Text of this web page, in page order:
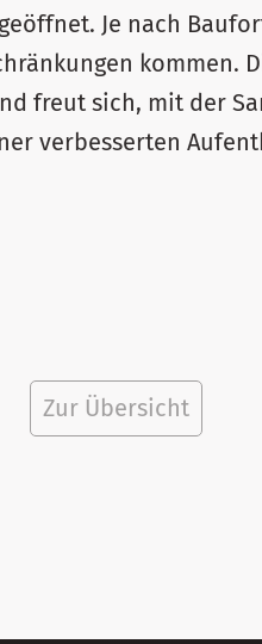
Je nach
kommen.
freut sich, mit der
verbesserten
Zur Übersicht